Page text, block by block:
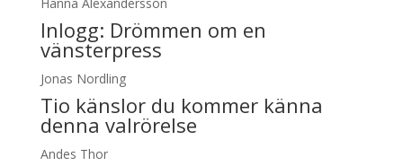
Inlogg: Drömmen om en
vänsterpress
Jonas Nordling
Tio känslor du kommer känna
denna valrörelse
Andes Thor